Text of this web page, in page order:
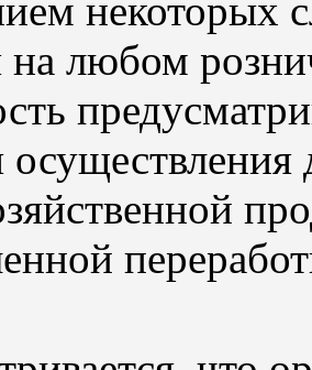
некоторых
на любом